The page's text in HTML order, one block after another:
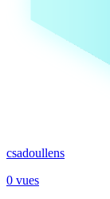
csadoullens
0 vues